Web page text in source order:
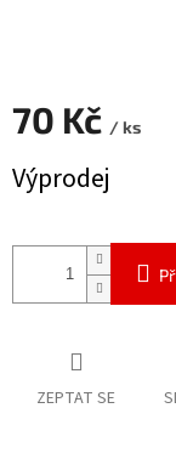
70 Kč / ks
cena:
Výprodej
ZEPTAT SE